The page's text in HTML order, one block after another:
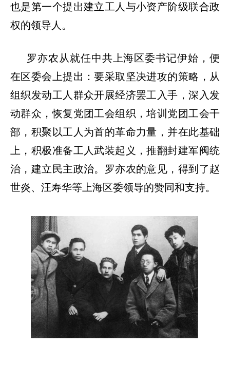
也是第一个提出建立工人与小资产阶级联合政
权的领导人。
罗亦农从就任中共上海区委书记伊始，便
在区委会上提出：要采取坚决进攻的策略，从
组织发动工人群众开展经济罢工入手，深入发
动群众，恢复党团工会组织，培训党团工会干
部，积聚以工人为首的革命力量，并在此基础
上，积极准备工人武装起义，推翻封建军阀统
治，建立民主政治。罗亦农的意见，得到了赵
世炎、汪寿华等上海区委领导的赞同和支持。